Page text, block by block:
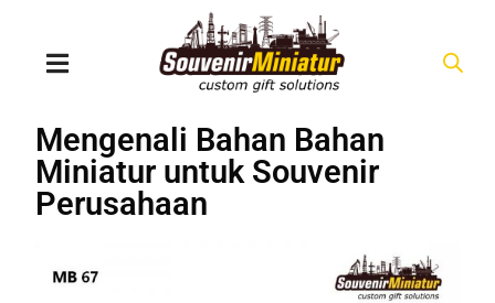
Mengenali Bahan Bahan
Miniatur untuk Souvenir
Perusahaan